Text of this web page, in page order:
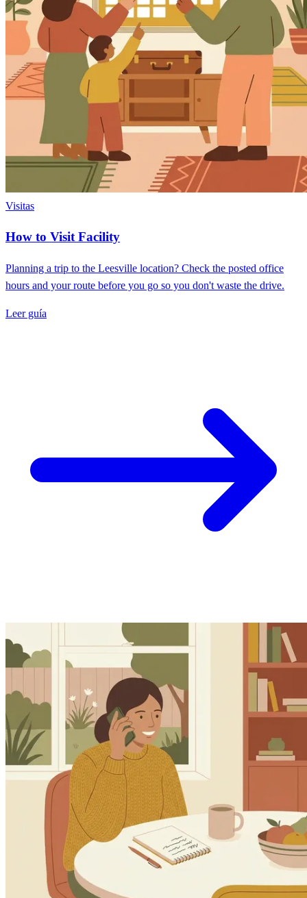
Visitas
How to Visit Facility
Planning a trip to the Leesville location? Check the posted office
hours and your route before you go so you don't waste the drive.
Leer guía